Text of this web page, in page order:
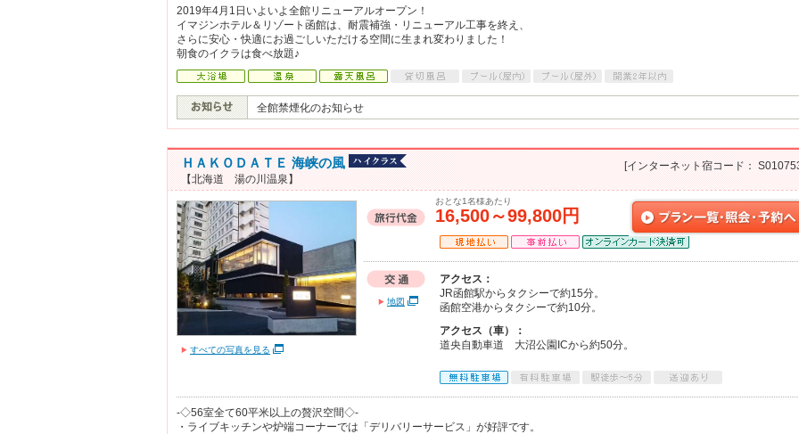
2019年4月1日いよいよ全館リニューアルオープン！
イマジンホテル＆リゾート函館は、耐震補強・リニューアル工事を終え、
さらに安心・快適にお過ごしいただける空間に生まれ変わりました！
朝食のイクラは食べ放題♪
全館禁煙化のお知らせ
ＨＡＫＯＤＡＴＥ 海峡の風
【北海道 湯の川温泉】
[インターネット宿コード：
すべての写真を見る
おとな1名様あたり
16,500～99,800円
地図
アクセス：
JR函館駅からタクシーで約15分。
函館空港からタクシーで約10分。
アクセス（車）：
道央自動車道 大沼公園ICから約50分。
-◇56室全て60平米以上の贅沢空間◇-
・ライブキッチンや炉端コーナーでは「デリバリーサービス」が好評です。